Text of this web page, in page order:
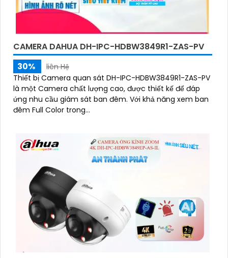
CAMERA DAHUA DH-IPC-HDBW3849R1-ZAS-PV
30%
liên Hệ
Thiết bị Camera quan sát DH-IPC-HDBW3849R1-ZAS-PV
là một Camera chất lượng cao, được thiết kế để đáp
ứng nhu cầu giám sát ban đêm. Với khả năng xem ban
đêm Full Color trong...